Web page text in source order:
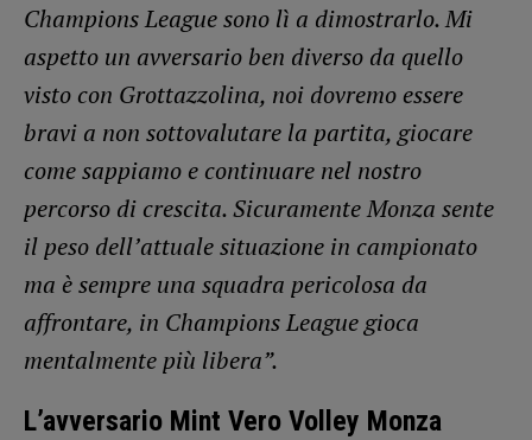
Champions League sono lì a dimostrarlo. Mi
aspetto un avversario ben diverso da quello
visto con Grottazzolina, noi dovremo essere
bravi a non sottovalutare la partita, giocare
come sappiamo e continuare nel nostro
percorso di crescita. Sicuramente Monza sente
il peso dell’attuale situazione in campionato
ma è sempre una squadra pericolosa da
affrontare, in Champions League gioca
mentalmente più libera”.
L’avversario Mint Vero Volley Monza